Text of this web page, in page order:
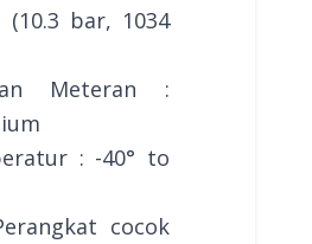
(10.3 bar, 1034
Meteran :
: -40° to
cocok